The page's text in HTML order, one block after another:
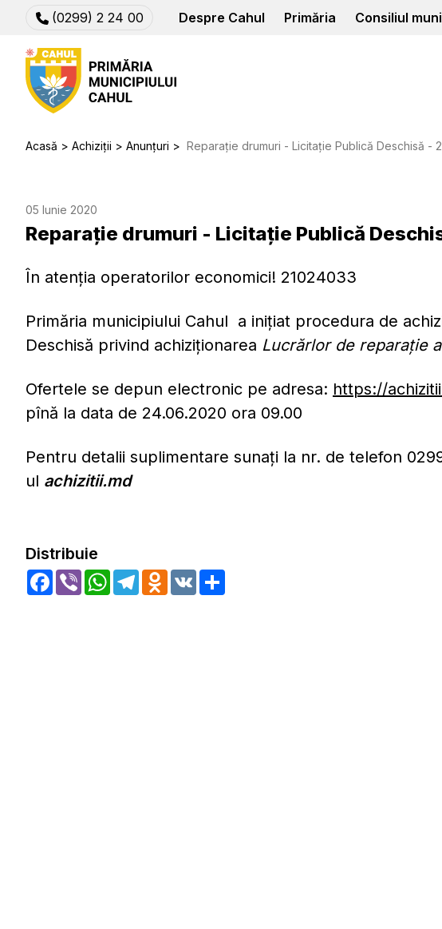
(0299) 2 24 00 Despre Cahul Primăria Consiliul
Acasă Achiziții Anunțuri Reparație drumuri - Licitație Publică Deschisă -
05 Iunie 2020
Reparație drumuri - Licitație Publică
În atenția operatorilor economici! 21024033
Primăria municipiului Cahul a inițiat procedura de
Deschisă privind achiziționarea Lucrărlor de reparație
Ofertele se depun electronic pe adresa: https://
pînă la data de 24.06.2020 ora 09.00
Pentru detalii suplimentare sunați la nr. de telefon
ul achizitii.md
Distribuie
Facebook
Viber WhatsApp
TelegramOdnoklassniki
VK